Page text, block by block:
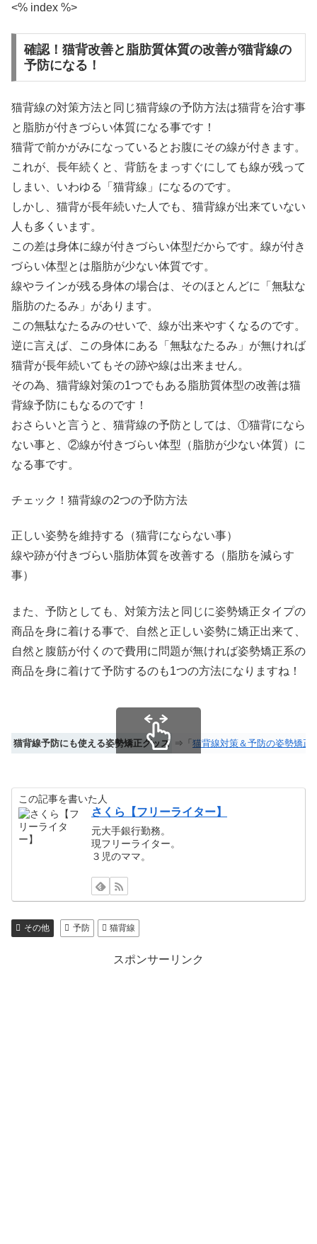
<% index %>
確認！猫背改善と脂肪質体質の改善が猫背線の
予防になる！
猫背線の対策方法と同じ猫背線の予防方法は猫背を治す事
と脂肪が付きづらい体質になる事です！
猫背で前かがみになっているとお腹にその線が付きます。
これが、長年続くと、背筋をまっすぐにしても線が残って
しまい、いわゆる「猫背線」になるのです。
しかし、猫背が長年続いた人でも、猫背線が出来ていない
人も多くいます。
この差は身体に線が付きづらい体型だからです。線が付き
づらい体型とは脂肪が少ない体質です。
線やラインが残る身体の場合は、そのほとんどに「無駄な
脂肪のたるみ」があります。
この無駄なたるみのせいで、線が出来やすくなるのです。
逆に言えば、この身体にある「無駄なたるみ」が無ければ
猫背が長年続いてもその跡や線は出来ません。
その為、猫背線対策の1つでもある脂肪質体型の改善は猫
背線予防にもなるのです！
おさらいと言うと、猫背線の予防としては、①猫背になら
ない事と、②線が付きづらい体型（脂肪が少ない体質）に
なる事です。
チェック！猫背線の2つの予防方法
正しい姿勢を維持する（猫背にならない事）
線や跡が付きづらい脂肪体質を改善する（脂肪を減らす
事）
また、予防としても、対策方法と同じに姿勢矯正タイプの
商品を身に着ける事で、自然と正しい姿勢に矯正出来て、
自然と腹筋が付くので費用に問題が無ければ姿勢矯正系の
商品を身に着けて予防するのも1つの方法になりますね！
猫背線予防にも使える姿勢矯正グッズ ⇒「猫背線対策＆予防の姿勢矯正
この記事を書いた人
さくら【フリーライター】
元大手銀行勤務。
現フリーライター。
３児のママ。
その他 予防 猫背線
スポンサーリンク